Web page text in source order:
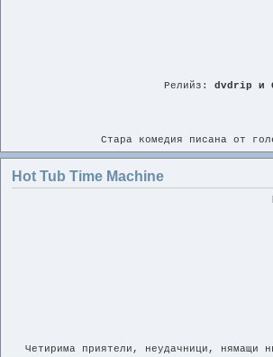
Релийз: dvdrip и
Стара комедия писана от
Подхванал съм го. 500 от ~900 реплики са
Hot Tub Time Machine
Четирима приятели, неудачници, нямащи